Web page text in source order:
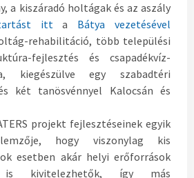
a kiszáradó holtágak és az aszály
itta Bátya vezetésével
rehabilitáció, több települési
fejlesztés és csapadékvíz-
kiegészülve egy szabadtéri
két tanösvénnyel Kalocsán és
projekt fejlesztéseinek egyik
hogy viszonylag kis
esetben akár helyi erőforrások
is kivitelezhetők, így más